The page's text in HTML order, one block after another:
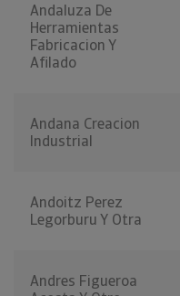
Andaluza De
Herramientas
Fabricacion Y
Afilado
Andana Creacion
Industrial
Andoitz Perez
Legorburu Y Otra
Andres Figueroa